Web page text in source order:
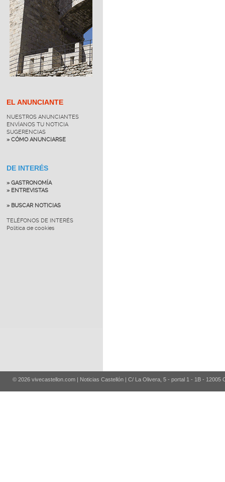
EL ANUNCIANTE
NUESTROS ANUNCIANTES
ENVÍANOS TU NOTICIA
SUGERENCIAS
» CÓMO ANUNCIARSE
DE INTERÉS
» GASTRONOMÍA
» ENTREVISTAS
» BUSCAR NOTICIAS
TELÉFONOS DE INTERÉS
Política de cookies
© 2026 vivecastellon.com | Noticias Castellón | C/ La Olivera, 5 - portal 1 - 1B - 12005